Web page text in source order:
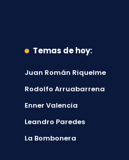
Temas de hoy:
Juan Román Riquelme
Rodolfo Arruabarrena
Enner Valencia
Leandro Paredes
La Bombonera